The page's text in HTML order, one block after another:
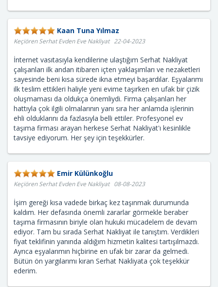
Kaan Tuna Yılmaz
Keçiören Serhat Evden Eve Nakliyat 22-04-2023
İnternet vasıtasıyla kendilerine ulaştığım Serhat Nakliyat
çalışanları ilk andan itibaren içten yaklaşımları ve nezaketleri
sayesinde beni kısa sürede ikna etmeyi başardılar. Eşyalarımı
ilk teslim ettikleri haliyle yeni evime taşırken en ufak bir çizik
oluşmaması da oldukça önemliydi. Firma çalışanları her
hattıyla çok ilgili olmalarının yanı sıra her anlamda işlerinin
ehli olduklarını da fazlasıyla belli ettiler. Profesyonel ev
taşıma firması arayan herkese Serhat Nakliyat'ı kesinlikle
tavsiye ediyorum. Her şey için teşekkürler.
Emir Külünkoğlu
Keçiören Serhat Evden Eve Nakliyat 08-08-2023
İşim gereği kısa vadede birkaç kez taşınmak durumunda
kaldım. Her defasında önemli zararlar görmekle beraber
taşıma firmasının biriyle olan hukuki mücadelem de devam
ediyor. Tam bu sırada Serhat Nakliyat ile tanıştım. Verdikleri
fiyat teklifinin yanında aldığım hizmetin kalitesi tartışılmazdı.
Ayrıca eşyalarımın hiçbirine en ufak bir zarar da gelmedi.
Bütün ön yargılarımı kıran Serhat Nakliyata çok teşekkür
ederim.